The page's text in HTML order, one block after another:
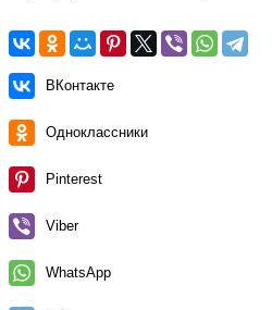
ВКонтакте
Одноклассники
Pinterest
Viber
WhatsApp